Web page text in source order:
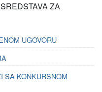
ZA
UGOVORU
SA KONKURSNOM